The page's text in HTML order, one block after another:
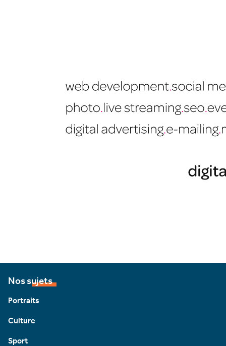
Nos sujets
Portraits
Culture
Sport